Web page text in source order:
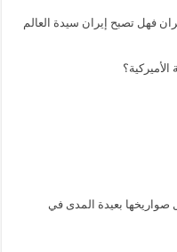
فهل تصبح إيران سيدة العالم
صواريخها بعيدة المدى في